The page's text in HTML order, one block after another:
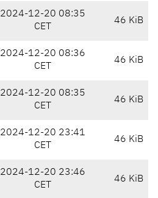
2024-12-20 08:35
CET
46 KiB
2024-12-20 08:36
CET
46 KiB
2024-12-20 08:35
CET
46 KiB
2024-12-20 23:41
CET
46 KiB
2024-12-20 23:46
CET
46 KiB